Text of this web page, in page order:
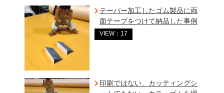
テーパー加工したゴム製品に両
面テープをつけて納品した事例
VIEW：17
印刷ではない、カッティングシ